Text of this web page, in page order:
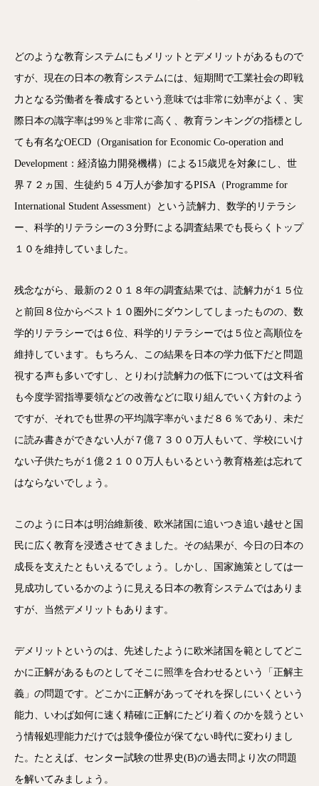
どのような教育システムにもメリットとデメリットがあるもので
すが、現在の日本の教育システムには、短期間で工業社会の即戦
力となる労働者を養成するという意味では非常に効率がよく、実
際日本の識字率は99％と非常に高く、教育ランキングの指標とし
ても有名なOECD（Organisation for Economic Co-operation and
Development：経済協力開発機構）による15歳児を対象にし、世
界７２ヵ国、生徒約５４万人が参加するPISA（Programme for
International Student Assessment）という読解力、数学的リテラシ
ー、科学的リテラシーの３分野による調査結果でも長らくトップ
１０を維持していました。
残念ながら、最新の２０１８年の調査結果では、読解力が１５位
と前回８位からベスト１０圏外にダウンしてしまったものの、数
学的リテラシーでは６位、科学的リテラシーでは５位と高順位を
維持しています。もちろん、この結果を日本の学力低下だと問題
視する声も多いですし、とりわけ読解力の低下については文科省
も今度学習指導要領などの改善などに取り組んでいく方針のよう
ですが、それでも世界の平均識字率がいまだ８６％であり、未だ
に読み書きができない人が７億７３００万人もいて、学校にいけ
ない子供たちが１億２１００万人もいるという教育格差は忘れて
はならないでしょう。
このように日本は明治維新後、欧米諸国に追いつき追い越せと国
民に広く教育を浸透させてきました。その結果が、今日の日本の
成長を支えたともいえるでしょう。しかし、国家施策としては一
見成功しているかのように見える日本の教育システムではありま
すが、当然デメリットもあります。
デメリットというのは、先述したように欧米諸国を範としてどこ
かに正解があるものとしてそこに照準を合わせるという「正解主
義」の問題です。どこかに正解があってそれを探しにいくという
能力、いわば如何に速く精確に正解にたどり着くのかを競うとい
う情報処理能力だけでは競争優位が保てない時代に変わりまし
た。たとえば、センター試験の世界史(B)の過去問より次の問題
を解いてみましょう。